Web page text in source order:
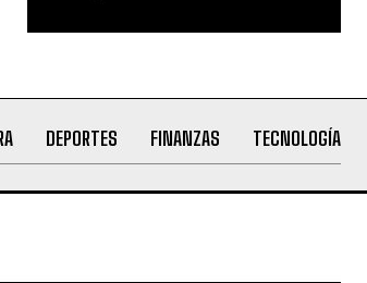
DEPORTES FINANZAS TECNOLOGÍA